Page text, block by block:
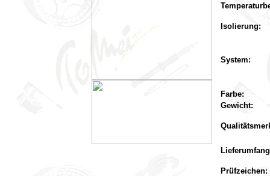
Isolierung:
System:
Farbe:
Gewicht:
Prüfzeichen: